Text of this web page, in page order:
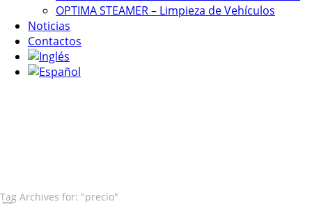
OPTIMA STEAMER – Limpieza de Vehículos
Noticias
Contactos
Tag Archives for: "precio"